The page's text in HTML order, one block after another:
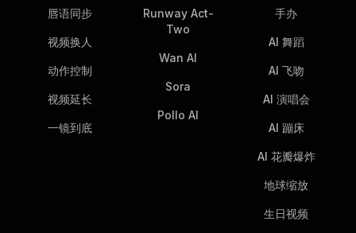
唇语同步
视频换人
动作控制
视频延长
一镜到底
Runway Act-
Two
Wan AI
Sora
Pollo AI
手办
AI 舞蹈
AI 飞吻
AI 演唱会
AI 蹦床
AI 花瓣爆炸
地球缩放
生日视频